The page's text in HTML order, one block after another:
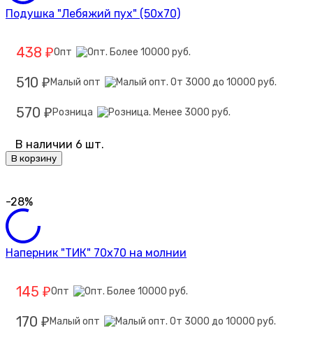
Подушка "Лебяжий пух" (50х70)
438 ₽Опт
510 ₽ Малый опт
570 ₽ Розница
В наличии 6 шт.
В корзину
-28%
Наперник "ТИК" 70х70 на молнии
145 ₽Опт
170 ₽ Малый опт